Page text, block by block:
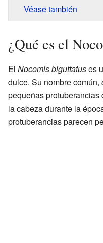
Véase también
¿Qué es el
El Nocomis biguttatuses
dulce. Su nombre común,
pequeñas protuberancias
la cabeza durante la
protuberancias parecen